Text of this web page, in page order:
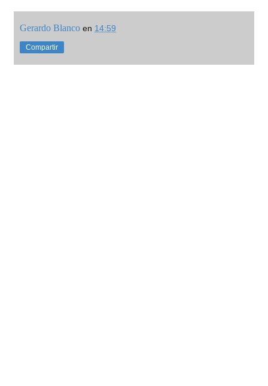
Gerardo Blanco en 14:59
Compartir